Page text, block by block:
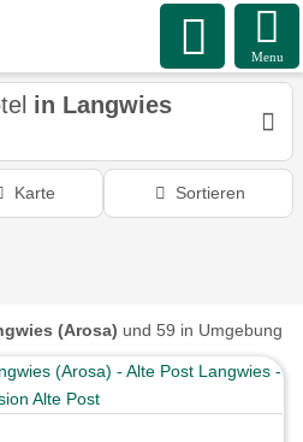
Menu
in Langwies
Karte Sortieren
(Arosa) und 59 in Umgebung